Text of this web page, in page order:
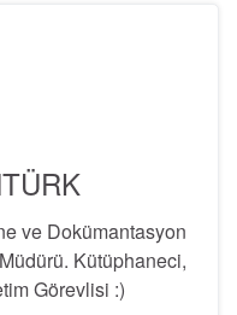
ve Dokümantasyon
Kütüphaneci,
Görevlisi :)